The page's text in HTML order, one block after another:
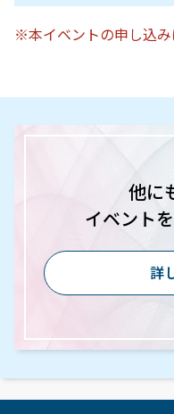
※本イベントの申し込み
他に
イベント
詳